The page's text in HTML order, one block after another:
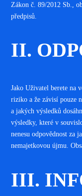
Zákon č. 89/2012 Sb.,
předpisů.
II.
Jako Uživatel berete na
riziko a že závisí pouze
a jakých výsledků
výsledky, které v
nenesu odpovědnost za
nemajetkovou újmu.
III.